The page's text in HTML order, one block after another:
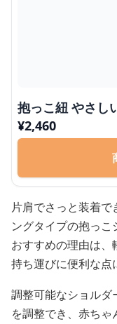
抱っこ紐 やさし
¥2,460
片肩でさっと装着で
ングタイプの抱っこ
おすすめの理由は、
持ち運びに便利な点
調整可能なショルダ
を調整でき、赤ちゃ